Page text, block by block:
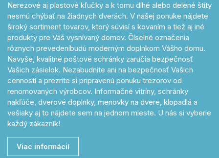
Nerezové aj plastové kľučky a k tomu dlhé alebo delené štíty
nesmú chýbať na žiadnych dverách. V našej ponuke nájdete
široký sortiment tovarov, ktorý súvisí s kovaním a tiež aj iné
produkty pre Váš vysnívaný domov. Číselné označenia
rôznych prevedeníbudú moderným doplnkom Vášho domu.
Navyše, kvalitné poštové schránky zaručia bezpečnosť
Vašich zásielok. Nezabudnite ani na bezpečnosť Vašich
cenností a prezrite si pripravenú ponuku trezorov od
renomovaných výrobcov. Informačné vitríny, schránky
nakľúče, dverové doplnky, menovky na dvere, klopadlá a
vešiaky aj to nájdete sem na jednom mieste. U nás si vyberie
každý zákazník!
Viac informácií